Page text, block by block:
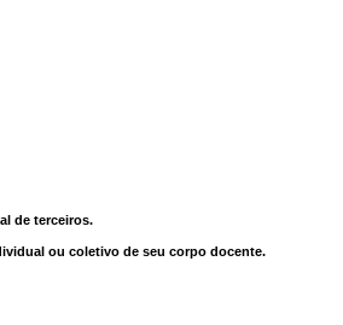
de terceiros.
ou coletivo de seu corpo docente.